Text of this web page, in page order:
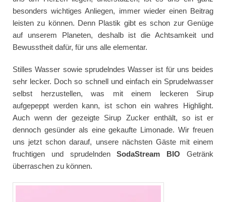
besonders wichtiges Anliegen, immer wieder einen Beitrag
leisten zu können. Denn Plastik gibt es schon zur Genüge
auf unserem Planeten, deshalb ist die Achtsamkeit und
Bewusstheit dafür, für uns alle elementar.
Stilles Wasser sowie sprudelndes Wasser ist für uns beides
sehr lecker. Doch so schnell und einfach ein Sprudelwasser
selbst herzustellen, was mit einem leckeren Sirup
aufgepeppt werden kann, ist schon ein wahres Highlight.
Auch wenn der gezeigte Sirup Zucker enthält, so ist er
dennoch gesünder als eine gekaufte Limonade. Wir freuen
uns jetzt schon darauf, unsere nächsten Gäste mit einem
fruchtigen und sprudelndenSodaStream BIO Getränk
überraschen zu können.